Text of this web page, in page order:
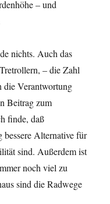
– und
nichts. Auch das
– die Zahl
Verantwortung
Beitrag zum
finde, daß
bessere Alternative für
sind. Außerdem ist
noch viel zu
sind die Radwege